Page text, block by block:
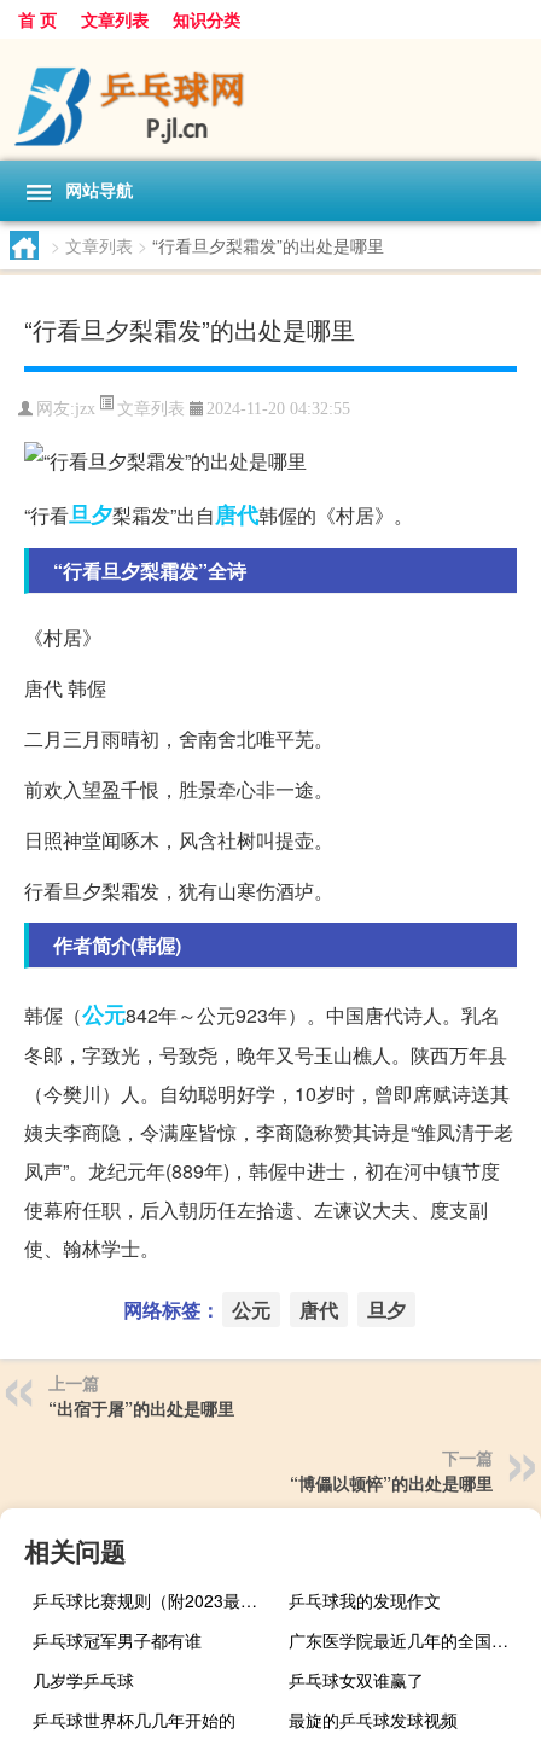
首 页 文章列表 知识分类
网站导航
> 文章列表 > “行看旦夕梨霜发”的出处是哪里
“行看旦夕梨霜发”的出处是哪里
网友:jzx 文章列表 2024-11-20 04:32:55
“行看旦夕梨霜发”出自唐代韩偓的《村居》。
“行看旦夕梨霜发”全诗
《村居》
唐代 韩偓
二月三月雨晴初，舍南舍北唯平芜。
前欢入望盈千恨，胜景牵心非一途。
日照神堂闻啄木，风含社树叫提壶。
行看旦夕梨霜发，犹有山寒伤酒垆。
作者简介(韩偓)
韩偓（公元842年～公元923年）。中国唐代诗人。乳名
冬郎，字致光，号致尧，晚年又号玉山樵人。陕西万年县
（今樊川）人。自幼聪明好学，10岁时，曾即席赋诗送其
姨夫李商隐，令满座皆惊，李商隐称赞其诗是“雏凤清于老
凤声”。龙纪元年(889年)，韩偓中进士，初在河中镇节度
使幕府任职，后入朝历任左拾遗、左谏议大夫、度支副
使、翰林学士。
网络标签： 公元 唐代 旦夕
上一篇
“出宿于屠”的出处是哪里
下一篇
“博儡以顿悴”的出处是哪里
相关问题
乒乓球比赛规则（附2023最新详细规则）
乒乓球我的发现作文
乒乓球冠军男子都有谁
广东医学院最近几年的全国排名
几岁学乒乓球
乒乓球女双谁赢了
乒乓球世界杯几几年开始的
最旋的乒乓球发球视频